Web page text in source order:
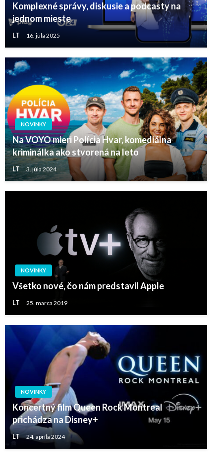
Komplexné správy, diskusie a podcasty na
jednom mieste
LT 16. júla 2025
NOVINKY
Na VOYO mieri Polícia Hvar, komediálna
kriminálka ako stvorená na leto
LT 3. júla 2024
NOVINKY
Všetko nové, čo nám predstavil Apple
LT 25. marca 2019
NOVINKY
Koncertný film Queen Rock Montreal
prichádza na Disney+
LT 24. apríla 2024